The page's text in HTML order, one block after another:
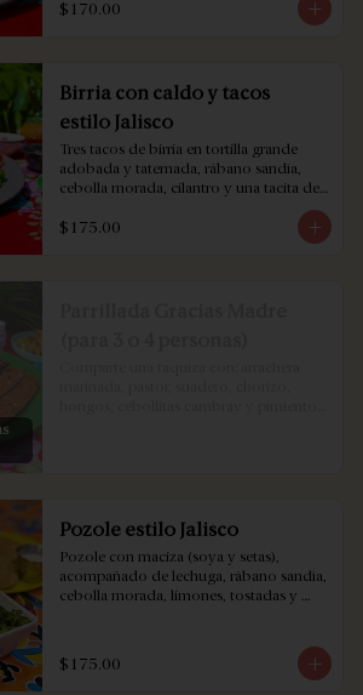
$170.00
Birria con caldo y tacos
estilo Jalisco
Tres tacos de birria en tortilla grande
adobada y tatemada, rábano sandìa,
cebolla morada, cilantro y una tacita de
$175.00
Pozole estilo Jalisco
Pozole con maciza (soya y setas),
acompañado de lechuga, rábano sandía,
cebolla morada, limones, tostadas y
$175.00